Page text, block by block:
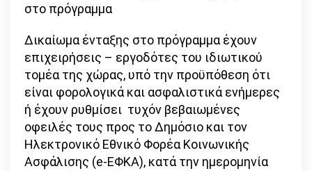
στο πρόγραμμα
Δικαίωμα ένταξης στο πρόγραμμα έχουν
επιχειρήσεις – εργοδότες του ιδιωτικού
τομέα της χώρας, υπό την προϋπόθεση ότι
είναι φορολογικά και ασφαλιστικά ενήμερες
ή έχουν ρυθμίσει τυχόν βεβαιωμένες
οφειλές τους προς το Δημόσιο και τον
Ηλεκτρονικό Εθνικό Φορέα Κοινωνικής
Ασφάλισης (e-ΕΦΚΑ), κατά την ημερομηνία